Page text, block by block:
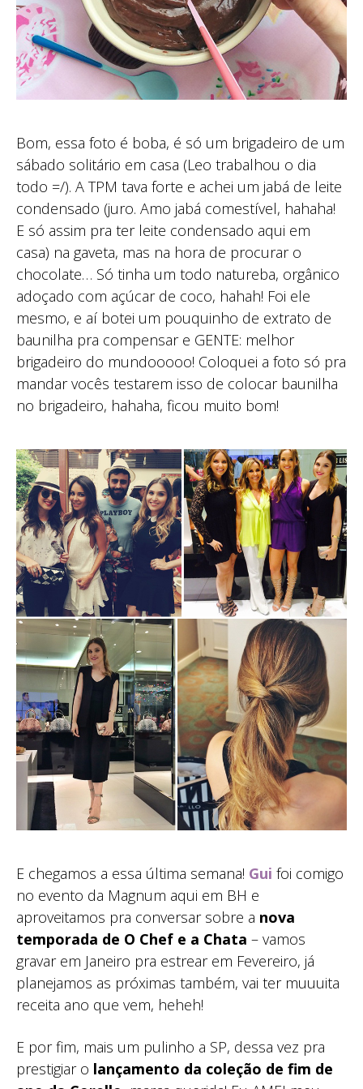
Bom, essa foto é boba, é só um brigadeiro de um
sábado solitário em casa (Leo trabalhou o dia
todo =/). A TPM tava forte e achei um jabá de leite
condensado (juro. Amo jabá comestível, hahaha!
E só assim pra ter leite condensado aqui em
casa) na gaveta, mas na hora de procurar o
chocolate… Só tinha um todo natureba, orgânico
adoçado com açúcar de coco, hahah! Foi ele
mesmo, e aí botei um pouquinho de extrato de
baunilha pra compensar e GENTE: melhor
brigadeiro do mundooooo! Coloquei a foto só pra
mandar vocês testarem isso de colocar baunilha
no brigadeiro, hahaha, ficou muito bom!
E chegamos a essa última semana! Gui foi comigo
no evento da Magnum aqui em BH e
aproveitamos pra conversar sobre a nova
temporada de O Chef e a Chata – vamos
gravar em Janeiro pra estrear em Fevereiro, já
planejamos as próximas também, vai ter muuuita
receita ano que vem, heheh!
E por fim, mais um pulinho a SP, dessa vez pra
prestigiar o lançamento da coleção de fim de